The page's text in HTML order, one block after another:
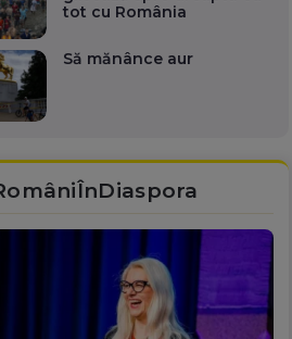
tot cu România
Să mănânce aur